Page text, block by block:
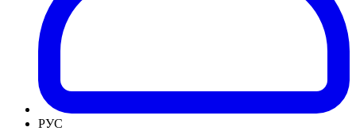
РУС